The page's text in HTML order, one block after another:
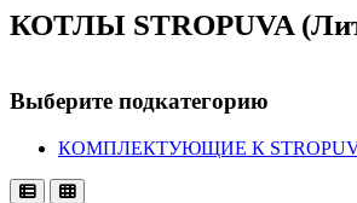
КОТЛЫ STROPUVA
Выберите подкатегорию
КОМПЛЕКТУЮЩИЕ К